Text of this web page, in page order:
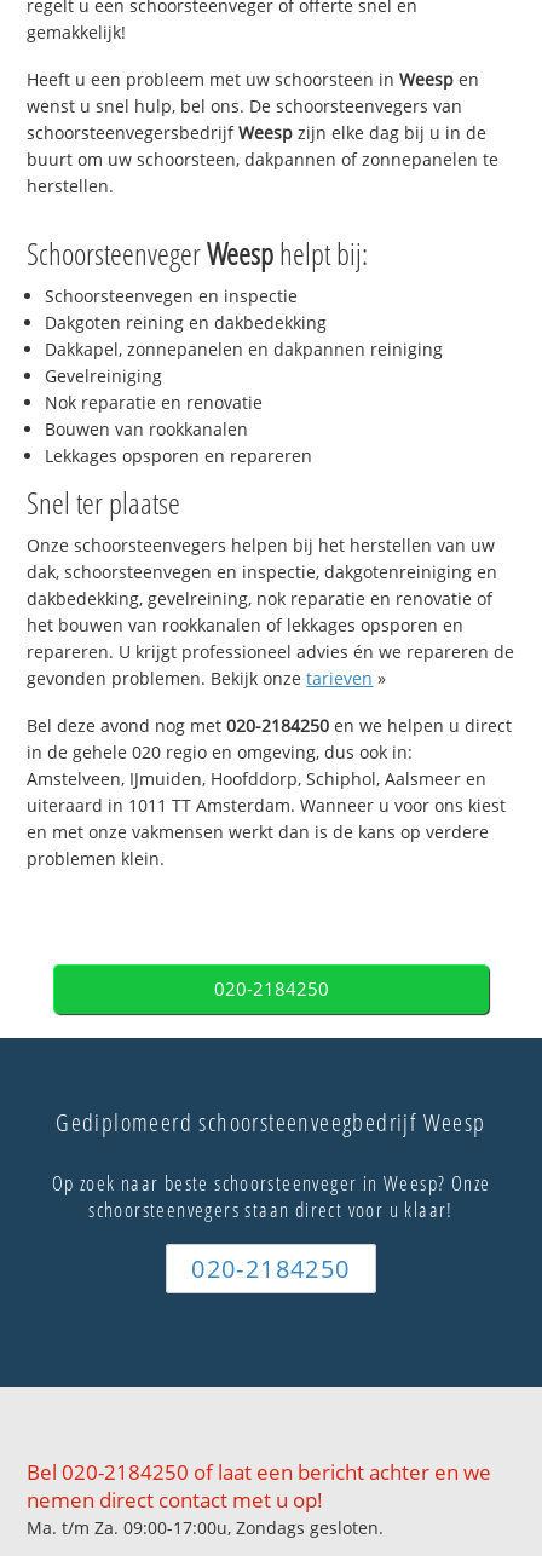
regelt u een schoorsteenveger of offerte snel en
gemakkelijk!
Heeft u een probleem met uw schoorsteen inWeesp en
wenst u snel hulp, bel ons. De schoorsteenvegers van
schoorsteenvegersbedrijfWeesp zijn elke dag bij u in de
buurt om uw schoorsteen, dakpannen of zonnepanelen te
herstellen.
SchoorsteenvegerWeesphelpt bij:
Schoorsteenvegen en inspectie
Dakgoten reining en dakbedekking
Dakkapel, zonnepanelen en dakpannen reiniging
Gevelreiniging
Nok reparatie en renovatie
Bouwen van rookkanalen
Lekkages opsporen en repareren
Snel ter plaatse
Onze schoorsteenvegers helpen bij het herstellen van uw
dak, schoorsteenvegen en inspectie, dakgotenreiniging en
dakbedekking, gevelreining, nok reparatie en renovatie of
het bouwen van rookkanalen of lekkages opsporen en
repareren. U krijgt professioneel advies én we repareren de
gevonden problemen. Bekijk onzetarieven »
Bel deze avond nog met020-2184250 en we helpen u direct
in de gehele 020 regio en omgeving, dus ook in:
Amstelveen, IJmuiden, Hoofddorp, Schiphol, Aalsmeer en
uiteraard in 1011 TT Amsterdam. Wanneer u voor ons kiest
en met onze vakmensen werkt dan is de kans op verdere
problemen klein.
020-2184250
Gediplomeerd schoorsteenveegbedrijf Weesp
Op zoek naar beste schoorsteenveger in Weesp? Onze
schoorsteenvegers staan direct voor u klaar!
020-2184250
Bel 020-2184250 of laat een bericht achter en we
nemen direct contact met u op!
Ma. t/m Za. 09:00-17:00u, Zondags gesloten.